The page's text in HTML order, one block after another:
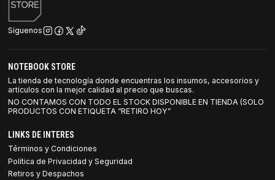
Síguenos
NOTEBOOK STORE
La tienda de tecnología donde encuentras los insumos, accesorios y
artículos con la mejor calidad al precio que buscas.
NO CONTAMOS CON TODO EL STOCK DISPONIBLE EN TIENDA (SOLO
PRODUCTOS CON ETIQUETA “RETIRO HOY”
LINKS DE INTERES
Términos y Condiciones
Política de Privacidad y Seguridad
Retiros y Despachos